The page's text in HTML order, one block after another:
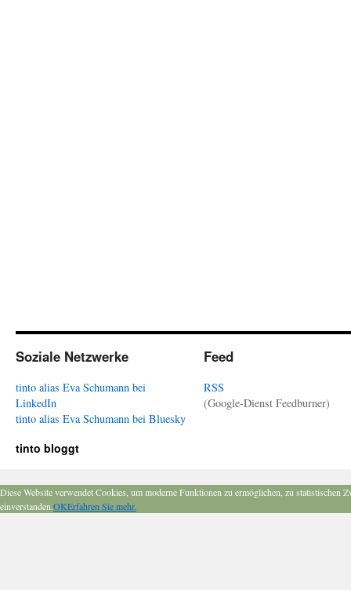
Soziale Netzwerke
tinto alias Eva Schumann bei
LinkedIn
tinto alias Eva Schumann bei Bluesky
Feed
RSS
(Google-Dienst Feedburner)
tinto bloggt
Diese Website verwendet Cookies, um moderne Funktionen zu ermöglichen, zu
einverstanden.OKErfahren Sie mehr.